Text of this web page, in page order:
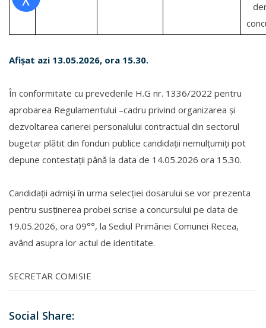
Afișat azi 13.05.2026, ora 15.30.
În conformitate cu prevederile H.G nr. 1336/2022 pentru
aprobarea Regulamentului –cadru privind organizarea și
dezvoltarea carierei personalului contractual din sectorul
bugetar plătit din fonduri publice candidații nemulțumiți pot
depune contestații până la data de 14.05.2026 ora 15.30.
Candidaţii admiși în urma selecției dosarului se vor prezenta
pentru susținerea probei scrise a concursului pe data de
19.05.2026, ora 09°°, la Sediul Primăriei Comunei Recea,
având asupra lor actul de identitate.
SECRETAR COMISIE